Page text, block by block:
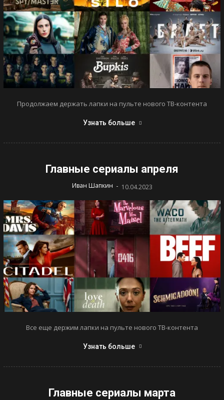
Продолжаем держать лапки на пульте нового ТВ-контента
Узнать больше
Главные сериалы апреля
Иван Шапкин - 10.04.2023
Все еще держим лапки на пульте нового ТВ-контента
Узнать больше
Главные сериалы марта